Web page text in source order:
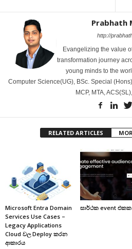
Prabhath
http://
Evangelizing the value
transformation journey
young minds to the
Computer Science(UG), BSc. Special
MCP, MTA,
RELATED ARTICLES
Microsoft Entra Domain
Services Use Cases –
Legacy Applications
Cloud වල Deploy කරන
ආකාරය
සාර්ථක event